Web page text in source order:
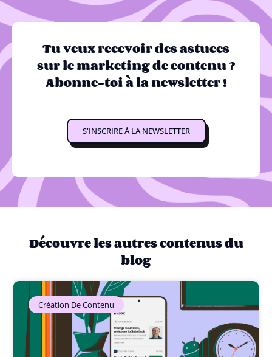
Tu veux recevoir des astuces
sur le marketing de contenu ?
Abonne-toi à la newsletter !
S'INSCRIRE À LA NEWSLETTER
Découvre les autres contenus du
blog
Création De Contenu